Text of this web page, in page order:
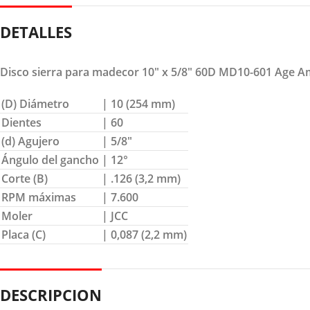
DETALLES
Disco sierra para madecor 10″ x 5/8″ 60D MD10-601 Age
(D) Diámetro
| 10 (254 mm)
Dientes
| 60
(d) Agujero
| 5/8″
Ángulo del gancho | 12°
Corte (B)
| .126 (3,2 mm)
RPM máximas
| 7.600
Moler
| JCC
Placa (C)
| 0,087 (2,2 mm)
DESCRIPCION